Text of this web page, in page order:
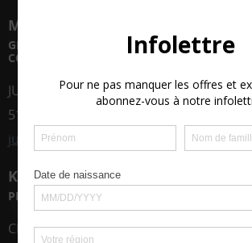
MIDI HUIT
GÉRANCE, AGENT DE SPECTACLES
CORPORATIFS ET FESTIVALS
JULIE LACROIX
514 268-7894
julie@midihuit.ca
KOSCÈNE
PRODUCTRICE
CHANTAL LUSSIER